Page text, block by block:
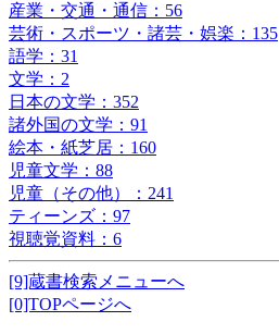
産業・交通・通信：56
芸術・スポーツ・諸芸・娯楽：135
語学：31
文学：2
日本の文学：352
諸外国の文学：91
絵本・紙芝居：160
児童文学：88
児童（その他）：241
ティーンズ：97
視聴覚資料：6
[9]蔵書検索メニューへ
[0]TOPページへ